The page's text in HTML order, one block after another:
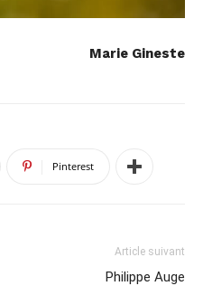
Marie Gineste
Pinterest
Article suivant
Philippe Auge